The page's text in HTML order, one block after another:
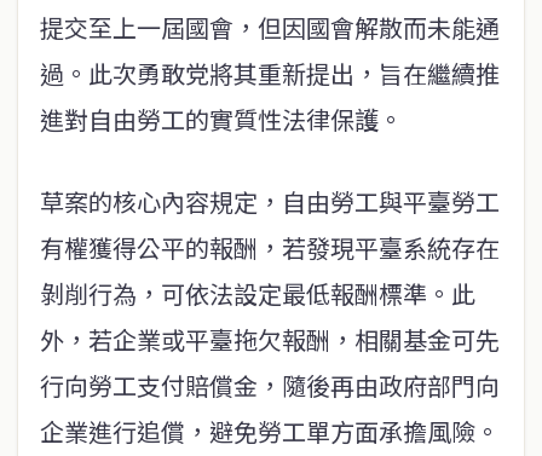
提交至上一屆國會，但因國會解散而未能通
過。此次勇敢党將其重新提出，旨在繼續推
進對自由勞工的實質性法律保護。
草案的核心內容規定，自由勞工與平臺勞工
有權獲得公平的報酬，若發現平臺系統存在
剝削行為，可依法設定最低報酬標準。此
外，若企業或平臺拖欠報酬，相關基金可先
行向勞工支付賠償金，隨後再由政府部門向
企業進行追償，避免勞工單方面承擔風險。